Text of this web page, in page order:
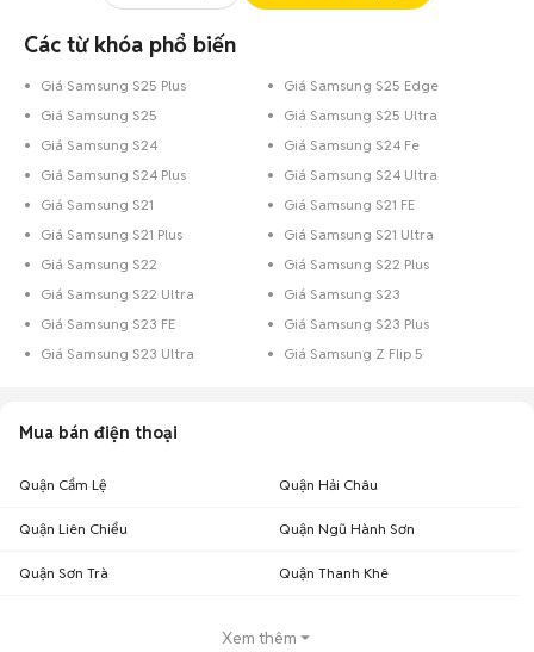
Các từ khóa phổ biến
Giá Samsung S25 Plus
Giá Samsung S25 Edge
Giá Samsung S25
Giá Samsung S25 Ultra
Giá Samsung S24
Giá Samsung S24 Fe
Giá Samsung S24 Plus
Giá Samsung S24 Ultra
Giá Samsung S21
Giá Samsung S21 FE
Giá Samsung S21 Plus
Giá Samsung S21 Ultra
Giá Samsung S22
Giá Samsung S22 Plus
Giá Samsung S22 Ultra
Giá Samsung S23
Giá Samsung S23 FE
Giá Samsung S23 Plus
Giá Samsung S23 Ultra
Giá Samsung Z Flip 5
Mua bán điện thoại
Quận Cẩm Lệ Quận Hải Châu
Quận Liên Chiểu Quận Ngũ Hành Sơn
Quận Sơn Trà Quận Thanh Khê
Xem thêm